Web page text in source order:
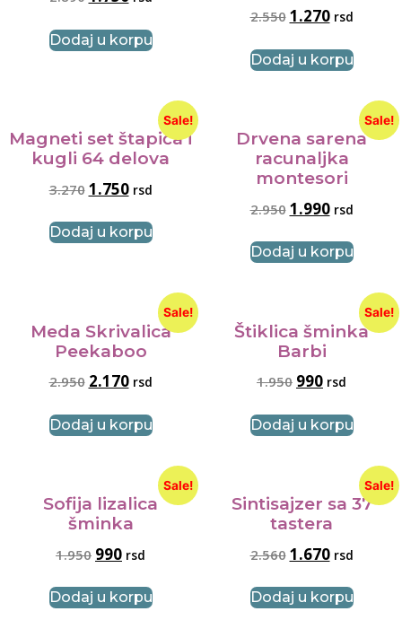
Dodaj u korpu
2.550 1.270 rsd
Dodaj u korpu
Sale!
Magneti set štapića i
kugli 64 delova
3.270 1.750 rsd
Dodaj u korpu
Sale!
Drvena sarena
racunaljka
montesori
2.950 1.990 rsd
Dodaj u korpu
Sale!
Meda Skrivalica
Peekaboo
2.950 2.170 rsd
Dodaj u korpu
Sale!
Štiklica šminka
Barbi
1.950 990 rsd
Dodaj u korpu
Sale!
Sofija lizalica
šminka
1.950 990 rsd
Dodaj u korpu
Sale!
Sintisajzer sa 37
tastera
2.560 1.670 rsd
Dodaj u korpu